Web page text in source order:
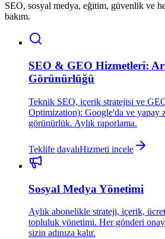
SEO, sosyal medya, eğitim, güvenlik ve
bakım.
SEO & GEO Hizmetleri:
Görünürlüğü
Teknik SEO, içerik stratejisi ve
Optimization): Google'da ve yapay
görünürlük. Aylık raporlama.
Teklife dayalıHizmeti incele
Sosyal Medya Yönetimi
Aylık abonelikle strateji, içerik,
topluluk yönetimi. Her gönderi
sizin adınıza kalır.